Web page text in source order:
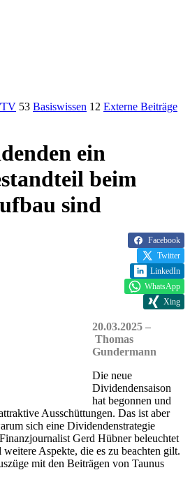
TV 53 Basiswissen 12 Externe Beiträge
ein
beim
sind
Facebook
Twitter
LinkedIn
WhatsApp
Xing
20.03.2025 –
Thomas
Gundermann
Die neue
Dividendensaison
hat begonnen und
Ausschüttungen. Das ist aber
sich eine Dividendenstrategie
Gerd Hübner beleuchtet
Aspekte, die es zu beachten gilt.
mit den Beiträgen von Taunus